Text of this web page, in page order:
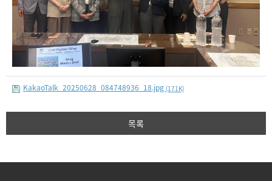
KakaoTalk_20250628_084748936_18.jpg (171K)
목록